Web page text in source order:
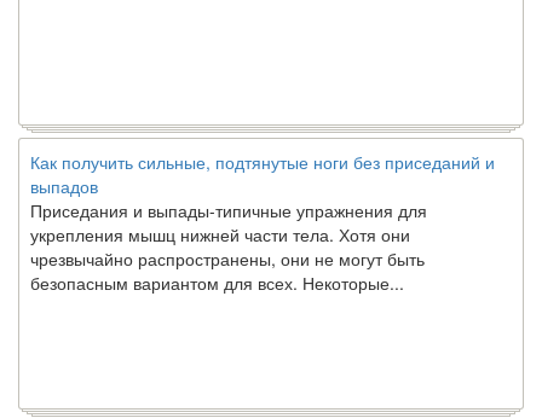
Как получить сильные, подтянутые ноги без приседаний и
выпадов
Приседания и выпады-типичные упражнения для
укрепления мышц нижней части тела. Хотя они
чрезвычайно распространены, они не могут быть
безопасным вариантом для всех. Некоторые...